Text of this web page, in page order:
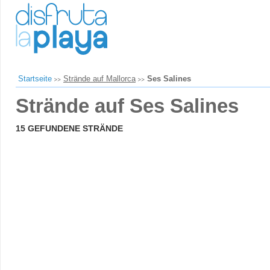
Startseite Strände auf Mallorca Ses Salines
Strände auf Ses Salines
15 GEFUNDENE STRÄNDE